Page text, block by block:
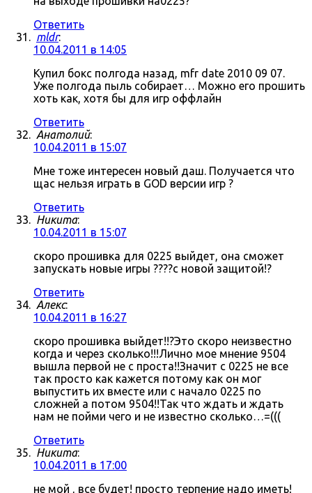
Ответить
mldr:
10.04.2011 в 14:05
Купил бокс полгода назад, mfr date 2010 09 07.
Уже полгода пыль собирает… Можно его прошить
хоть как, хотя бы для игр оффлайн
Ответить
Анатолий:
10.04.2011 в 15:07
Мне тоже интересен новый даш. Получается что
щас нельзя играть в GOD версии игр ?
Ответить
Никита:
10.04.2011 в 15:07
скоро прошивка для 0225 выйдет, она сможет
запускать новые игры ????с новой защитой!?
Ответить
Алекс:
10.04.2011 в 16:27
скоро прошивка выйдет!!?Это скоро неизвестно
когда и через сколько!!!Лично мое мнение 9504
вышла первой не с проста!!Значит с 0225 не все
так просто как кажется потому как он мог
выпустить их вместе или с начало 0225 по
сложней а потом 9504!!Так что ждать и ждать
нам не пойми чего и не известно сколько…=(((
Ответить
Никита:
10.04.2011 в 17:00
не мой , все будет! просто терпение надо иметь!